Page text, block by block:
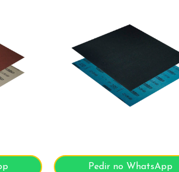
Pedir no WhatsApp